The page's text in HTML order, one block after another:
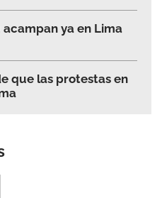
ya en Lima
que las protestas en